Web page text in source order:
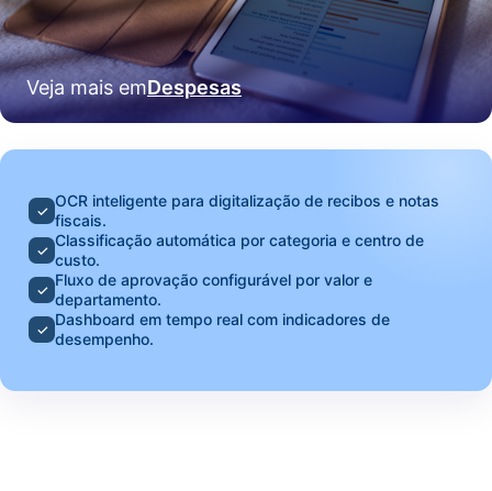
Veja mais emDespesas
✓
OCR inteligente para digitalização de recibos e notas
fiscais.
✓
Classificação automática por categoria e centro de
custo.
✓
Fluxo de aprovação configurável por valor e
departamento.
✓
Dashboard em tempo real com indicadores de
desempenho.